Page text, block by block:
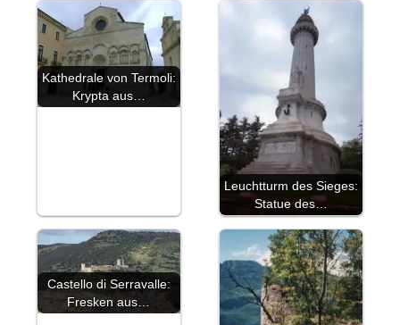
Kathedrale von Termoli:
Krypta aus…
Leuchtturm des Sieges:
Statue des…
Castello di Serravalle:
Fresken aus…